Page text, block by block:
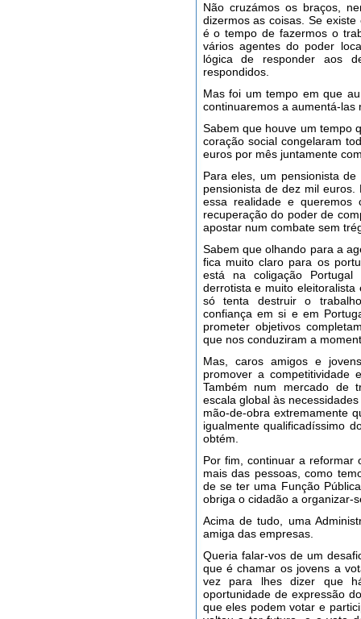
Não cruzámos os braços,
dizermos as coisas. Se
é o tempo de fazermos o
vários agentes do poder
lógica de responder aos
respondidos.
Mas foi um tempo em que
continuaremos a aumentá-las
Sabem que houve um tempo
coração social congelaram
euros por mês juntamente
Para eles, um pensionista
pensionista de dez mil
essa realidade e
recuperação do poder de
apostar num combate sem
Sabem que olhando para a
fica muito claro para os
está na coligação
derrotista e muito
só tenta destruir o
confiança em si e em
prometer objetivos
que nos conduziram a
Mas, caros amigos e
promover a competitividade
Também num mercado de
escala global às
mão-de-obra extremamente
igualmente qualificadíssimo
obtém.
Por fim, continuar a reformar
mais das pessoas, como
de se ter uma Função
obriga o cidadão a organizar-
Acima de tudo, uma
amiga das empresas.
Queria falar-vos de um
que é chamar os jovens a
vez para lhes dizer que
oportunidade de expressão
que eles podem votar e